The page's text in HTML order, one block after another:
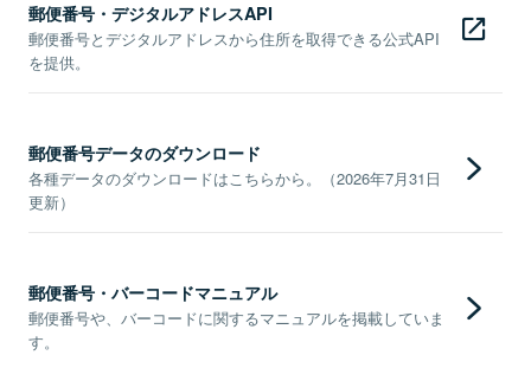
郵便番号・デジタルアドレスAPI
郵便番号とデジタルアドレスから住所を取得できる公式API
を提供。
郵便番号データのダウンロード
各種データのダウンロードはこちらから。（2026年7月31日
更新）
郵便番号・バーコードマニュアル
郵便番号や、バーコードに関するマニュアルを掲載していま
す。